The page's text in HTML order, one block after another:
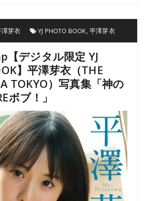
芽衣 YJ PHOTO BOOK,平澤芽衣
【デジタル限定 YJ
】平澤芽衣（THE
TOKYO）写真集「神の
ボブ！」